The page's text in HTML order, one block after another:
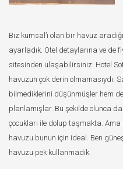
Biz kumsal’ı olan bir havuz
ayarladık. Otel detaylarına ve de
sitesinden ulaşabilirsiniz. Hotel
havuzun çok derin olmamasıydı.
bilmediklerini düşünmüşler hem
planlamışlar. Bu şekilde olunca
çocukları ile dolup taşmakta. Ama
havuzu bunun için ideal. Ben
havuzu pek kullanmadık.